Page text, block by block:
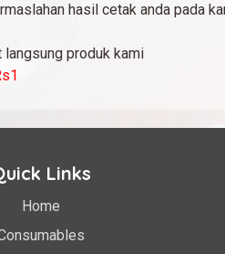
hasil cetak anda pada
langsung produk kami
Links
Home